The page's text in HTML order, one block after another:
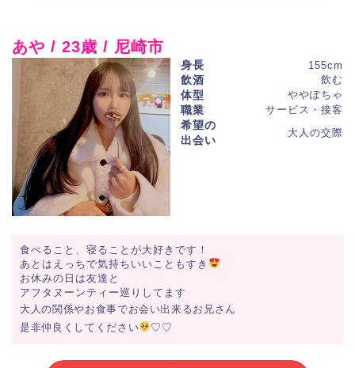
あや / 23歳 / 尼崎市
身長 155cm
飲酒 飲む
体型 ややぽちゃ
職業 サービス・接客
希望の
出会い
大人の交際
食べること、寝ることが大好きです！
あとはえっちで気持ちいいこともすき
お休みの日は友達と
アフタヌーンティー巡りしてます
大人の関係やお食事でお会い出来るお兄さん
是非仲良くしてください
♡♡